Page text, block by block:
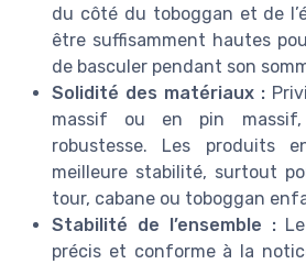
du côté du toboggan et de
être suffisamment hautes
de basculer pendant son
Solidité des matériaux :
massif ou en pin
robustesse. Les produits
meilleure stabilité, surtout
tour, cabane ou toboggan
Stabilité de l’ensemble :Le
précis et conforme à la